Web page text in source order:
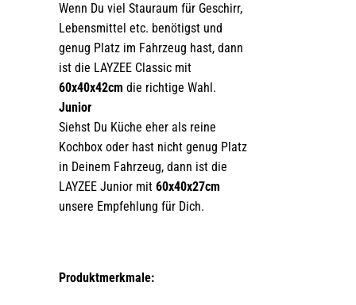
Wenn Du viel Stauraum für Geschirr,
Lebensmittel etc. benötigst und
genug Platz im Fahrzeug hast, dann
ist die LAYZEE Classic mit
60x40x42cm die richtige Wahl.
Junior
Siehst Du Küche eher als reine
Kochbox oder hast nicht genug Platz
in Deinem Fahrzeug, dann ist die
LAYZEE Junior mit 60x40x27cm
unsere Empfehlung für Dich.
Produktmerkmale: